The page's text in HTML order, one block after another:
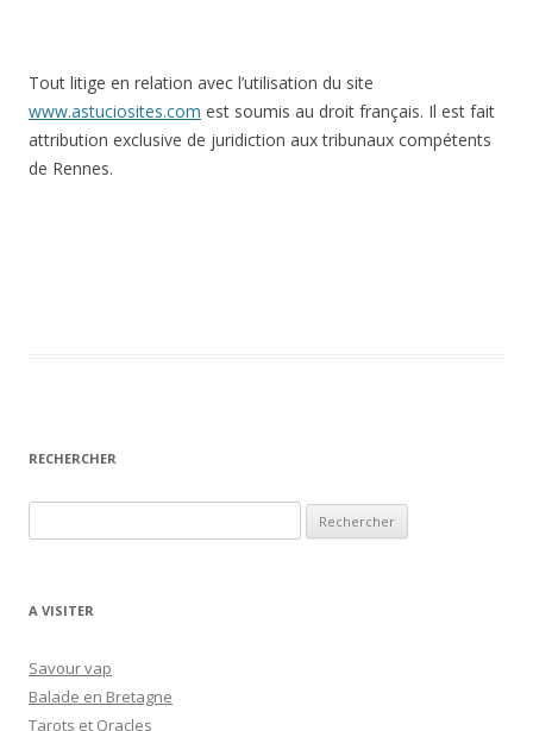
Tout litige en relation avec l’utilisation du site
www.astuciosites.com est soumis au droit français. Il est fait
attribution exclusive de juridiction aux tribunaux compétents
de Rennes.
RECHERCHER
e
h
r
c
h
A VISITER
Savour vap
Balade en Bretagne
Tarots et Oracles